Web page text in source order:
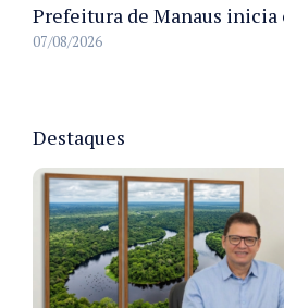
07/08/2026
Destaques